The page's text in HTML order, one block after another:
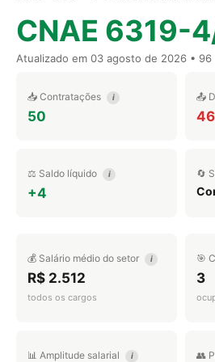
CNAE 6319-
Atualizado em 03 agosto de 2026 • 96
📥 Contratações i
50
📤
46
⚖️ Saldo líquido i
+4
🔄
💰 Salário médio do setor i
R$ 2.512
todos os cargos
🎯
3
📊 Amplitude salarial i 👥